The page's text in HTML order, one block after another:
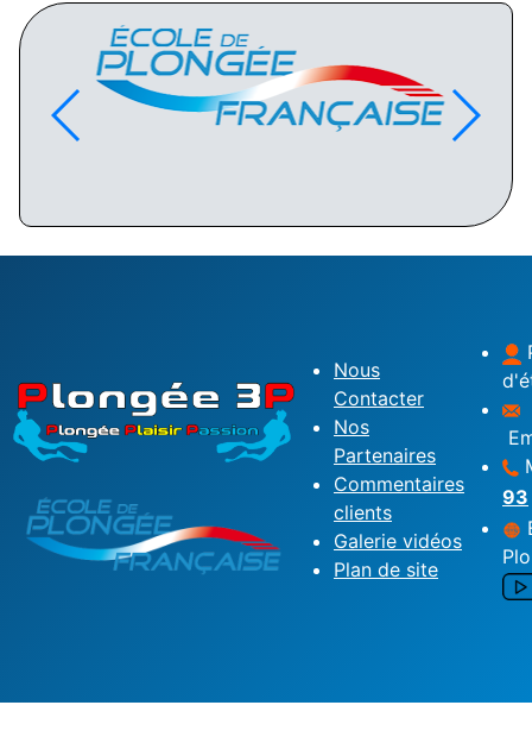
Nous
Contacter
Nos
Partenaires
Commentaires
clients
Galerie vidéos
Plan de site
93